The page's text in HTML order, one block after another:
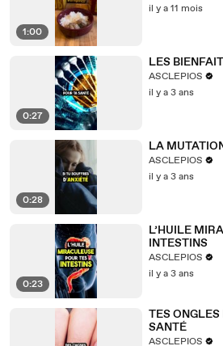
1:00
il y a 11 mois
0:27
LES
ASCLEPIOS
il y a 3 ans
0:28
LA
ASCLEPIOS
il y a 3 ans
0:23
L’HUILE
INTESTINS
ASCLEPIOS
il y a 3 ans
TES ONGLES
SANTÉ
ASCLEPIOS